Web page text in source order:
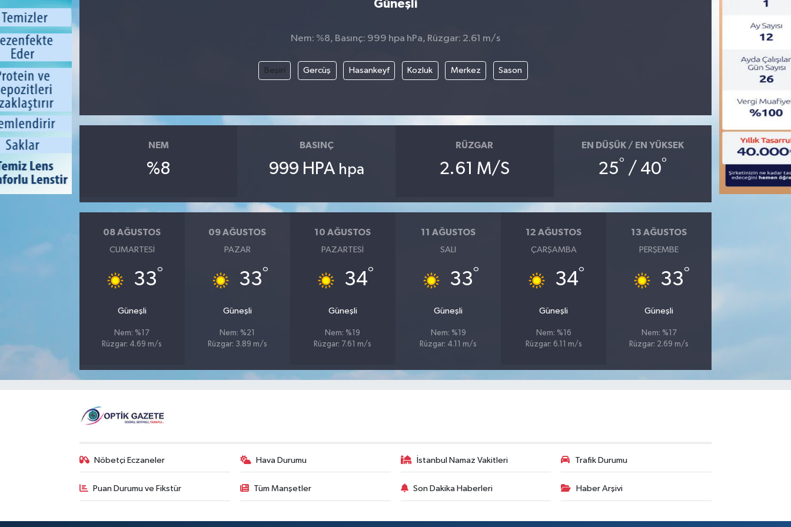
Güneşli
Nem: %8, Basınç: 999 hpa hPa, Rüzgar: 2.61 m/s
Beşiri Gercüş Hasankeyf Kozluk Merkez Sason
NEM
%8
BASINÇ
999 HPA hpa
RÜZGAR
2.61 M/S
EN DÜŞÜK / EN YÜKSEK
25° / 40°
08 AĞUSTOS
CUMARTESI
33°
Güneşli
Nem: %17
Rüzgar: 4.69 m/s
09 AĞUSTOS
PAZAR
33°
Güneşli
Nem: %21
Rüzgar: 3.89 m/s
10 AĞUSTOS
PAZARTESI
34°
Güneşli
Nem: %19
Rüzgar: 7.61 m/s
11 AĞUSTOS
SALI
33°
Güneşli
Nem: %19
Rüzgar: 4.11 m/s
12 AĞUSTOS
ÇARŞAMBA
34°
Güneşli
Nem: %16
Rüzgar: 6.11 m/s
13 AĞUSTOS
PERŞEMBE
33°
Güneşli
Nem: %17
Rüzgar: 2.69 m/s
Nöbetçi Eczaneler Hava Durumu İstanbul Namaz Vakitleri Trafik Durumu
Puan Durumu ve Fikstür Tüm Manşetler Son Dakika Haberleri Haber Arşivi